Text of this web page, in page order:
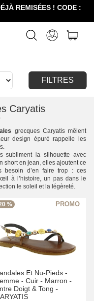
REMISÉES ! CODE :
FILTRES
Caryatis
grecques Caryatis mêlent
design épuré rappelle les
subliment la silhouette avec
short en jean, elles ajoutent ce
besoin d’en faire trop : ces
à l’histoire, un pas dans le
le soleil et la légèreté.
%
Et Nu-Pieds -
- Cuir - Marron -
Doigt & Tong -